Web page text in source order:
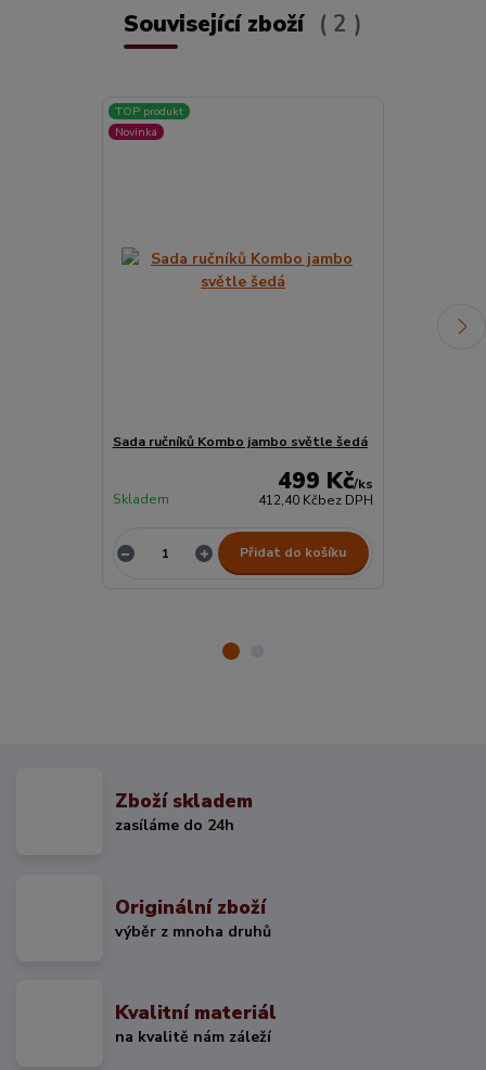
Související zboží 2
TOP produkt
Novinka
Sada ručníků Kombo jambo světle šedá
499 Kč/ks
412,40 Kčbez DPH
Skladem
Přidat do košíku
Zboží skladem
zasíláme do 24h
Originální zboží
výběr z mnoha druhů
Kvalitní materiál
na kvalitě nám záleží